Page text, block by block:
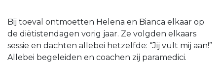
Bij toeval ontmoetten Helena en Bianca elkaar op
de diëtistendagen vorig jaar. Ze volgden elkaars
sessie en dachten allebei hetzelfde: “Jij vult mij aan!”
Allebei begeleiden en coachen zij paramedici.